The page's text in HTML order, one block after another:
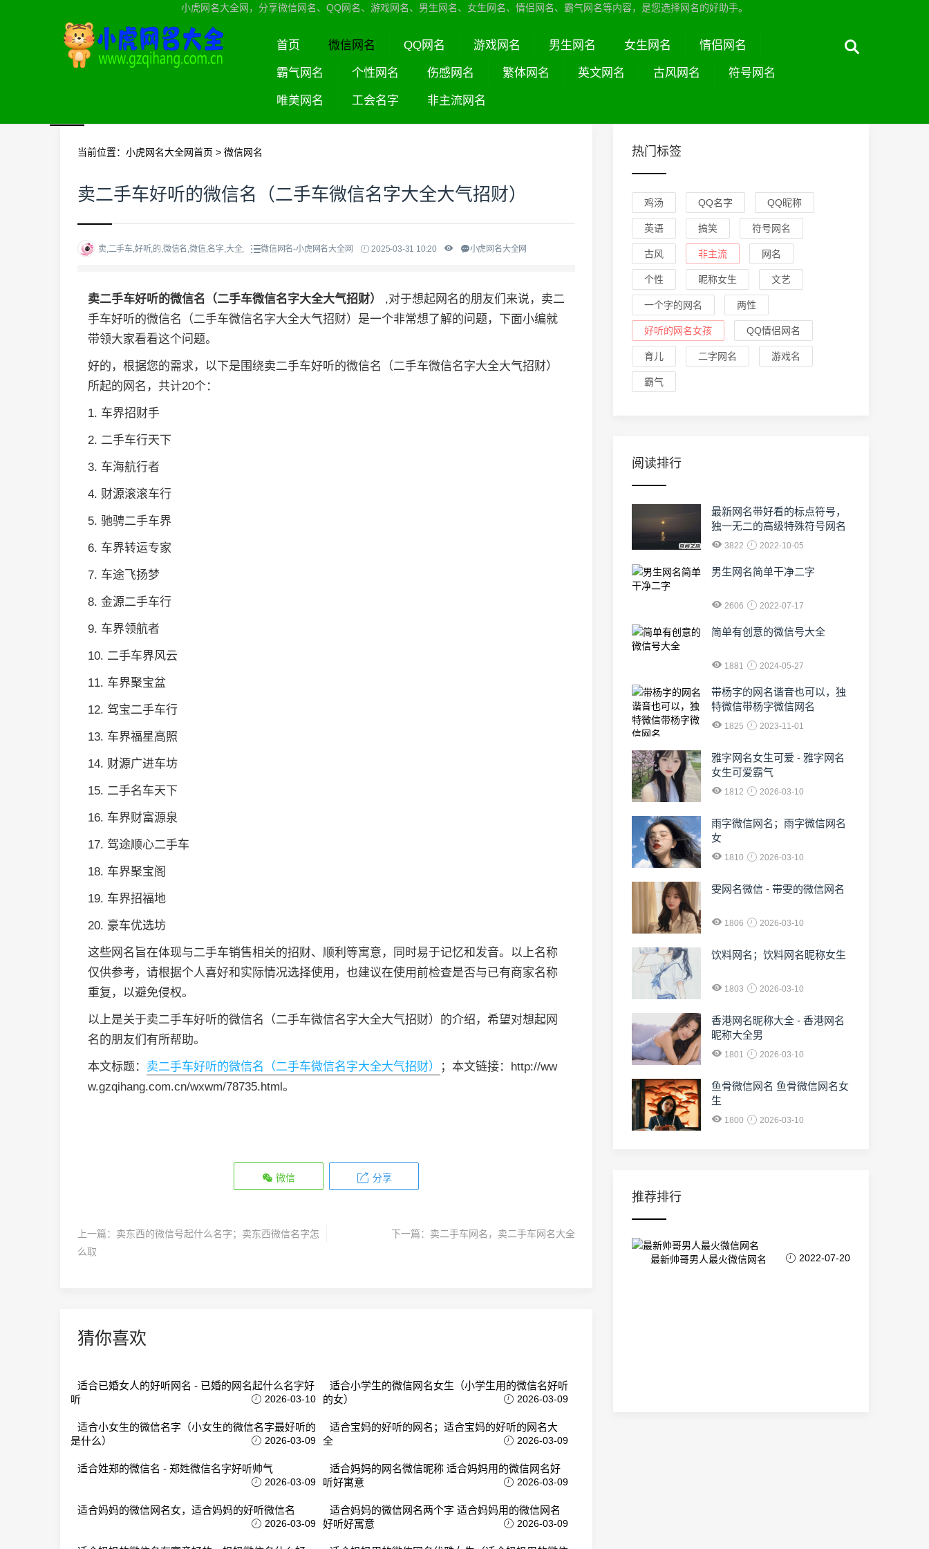
小虎网名大全网，分享微信网名、QQ网名、游戏网名、男生网名、女生网名、情侣网名、霸气网名等内容，是您选择网名的好助手。
首页 微信网名 QQ网名 游戏网名 男生网名 女生网名 情侣网名
霸气网名 个性网名 伤感网名 繁体网名 英文网名 古风网名 符号网名
唯美网名 工会名字 非主流网名
当前位置： 小虎网名大全网首页 > 微信网名
卖二手车好听的微信名（二手车微信名字大全大气招财）
卖,二手车,好听,的,微信名,微信,名字,大全, 微信网名-小虎网名大全网 2025-03-31 10:20 小虎网名大全网
卖二手车好听的微信名（二手车微信名字大全大气招财） ,对于想起网名的朋友们来说，卖二
手车好听的微信名（二手车微信名字大全大气招财）是一个非常想了解的问题，下面小编就
带领大家看看这个问题。
好的，根据您的需求，以下是围绕卖二手车好听的微信名（二手车微信名字大全大气招财）
所起的网名，共计20个：
1. 车界招财手
2. 二手车行天下
3. 车海航行者
4. 财源滚滚车行
5. 驰骋二手车界
6. 车界转运专家
7. 车途飞扬梦
8. 金源二手车行
9. 车界领航者
10. 二手车界风云
11. 车界聚宝盆
12. 驾宝二手车行
13. 车界福星高照
14. 财源广进车坊
15. 二手名车天下
16. 车界财富源泉
17. 驾途顺心二手车
18. 车界聚宝阁
19. 车界招福地
20. 豪车优选坊
这些网名旨在体现与二手车销售相关的招财、顺利等寓意，同时易于记忆和发音。以上名称
仅供参考，请根据个人喜好和实际情况选择使用，也建议在使用前检查是否与已有商家名称
重复，以避免侵权。
以上是关于卖二手车好听的微信名（二手车微信名字大全大气招财）的介绍，希望对想起网
名的朋友们有所帮助。
本文标题： 卖二手车好听的微信名（二手车微信名字大全大气招财）
；本文链接：http://ww
w.gzqihang.com.cn/wxwm/78735.html。
微信 分享
上一篇： 卖东西的微信号起什么名字；卖东西微信名字怎
么取
下一篇： 卖二手车网名，卖二手车网名大全
猜你喜欢
适合已婚女人的好听网名 - 已婚的网名起什么名字好
听
2026-03-10
适合小学生的微信网名女生（小学生用的微信名好听
的女）
2026-03-09
适合小女生的微信名字（小女生的微信名字最好听的
是什么）
2026-03-09
适合宝妈的好听的网名；适合宝妈的好听的网名大
全
2026-03-09
适合姓郑的微信名 - 郑姓微信名字好听帅气
2026-03-09
适合妈妈的网名微信昵称 适合妈妈用的微信网名好
听好寓意
2026-03-09
适合妈妈的微信网名女，适合妈妈的好听微信名
2026-03-09
适合妈妈的微信网名两个字 适合妈妈用的微信网名
好听好寓意
2026-03-09
热门标签
鸡汤 QQ名字 QQ昵称
英语 搞笑 符号网名
古风 非主流 网名
个性 昵称女生 文艺
一个字的网名 两性
好听的网名女孩 QQ情侣网名
育儿 二字网名 游戏名
霸气
阅读排行
最新网名带好看的标点符号，
独一无二的高级特殊符号网名
3822 2022-10-05
男生网名简单干净二字
2606 2022-07-17
简单有创意的微信号大全
1881 2024-05-27
​带杨字的网名谐音也可以，独
特微信带杨字微信网名
1825 2023-11-01
雅字网名女生可爱 - 雅字网名
女生可爱霸气
1812 2026-03-10
雨字微信网名；雨字微信网名
女
1810 2026-03-10
雯网名微信 - 带雯的微信网名
1806 2026-03-10
饮料网名；饮料网名昵称女生
1803 2026-03-10
香港网名昵称大全 - 香港网名
昵称大全男
1801 2026-03-10
鱼骨微信网名 鱼骨微信网名女
生
1800 2026-03-10
推荐排行
最新帅哥男人最火微信网名 2022-07-20